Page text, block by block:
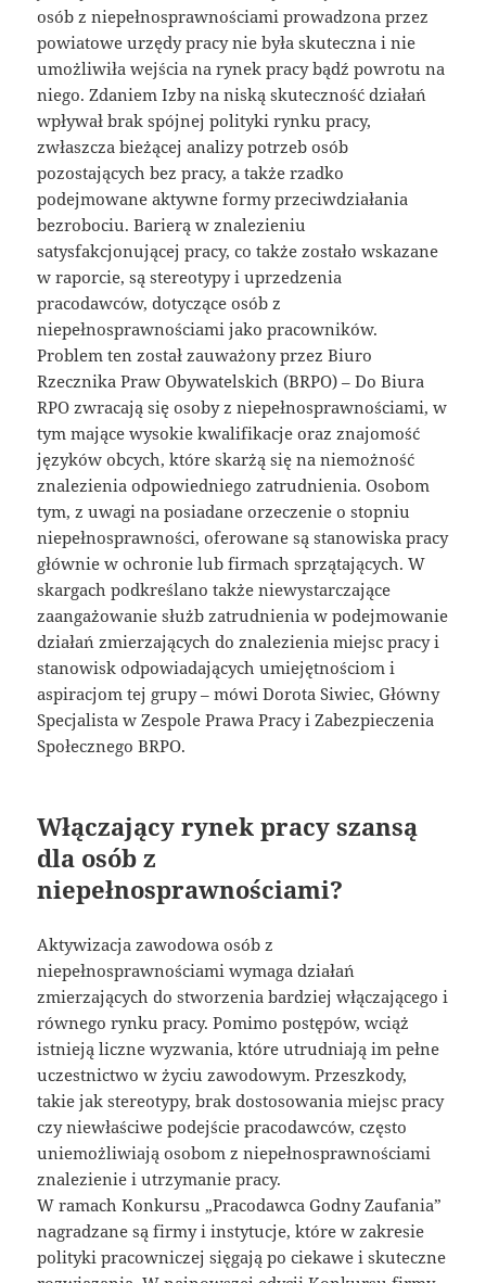
osób z niepełnosprawnościami prowadzona przez
powiatowe urzędy pracy nie była skuteczna i nie
umożliwiła wejścia na rynek pracy bądź powrotu na
niego. Zdaniem Izby na niską skuteczność działań
wpływał brak spójnej polityki rynku pracy,
zwłaszcza bieżącej analizy potrzeb osób
pozostających bez pracy, a także rzadko
podejmowane aktywne formy przeciwdziałania
bezrobociu. Barierą w znalezieniu
satysfakcjonującej pracy, co także zostało wskazane
w raporcie, są stereotypy i uprzedzenia
pracodawców, dotyczące osób z
niepełnosprawnościami jako pracowników.
Problem ten został zauważony przez Biuro
Rzecznika Praw Obywatelskich (BRPO) – Do Biura
RPO zwracają się osoby z niepełnosprawnościami, w
tym mające wysokie kwalifikacje oraz znajomość
języków obcych, które skarżą się na niemożność
znalezienia odpowiedniego zatrudnienia. Osobom
tym, z uwagi na posiadane orzeczenie o stopniu
niepełnosprawności, oferowane są stanowiska pracy
głównie w ochronie lub firmach sprzątających. W
skargach podkreślano także niewystarczające
zaangażowanie służb zatrudnienia w podejmowanie
działań zmierzających do znalezienia miejsc pracy i
stanowisk odpowiadających umiejętnościom i
aspiracjom tej grupy – mówi Dorota Siwiec, Główny
Specjalista w Zespole Prawa Pracy i Zabezpieczenia
Społecznego BRPO.
Włączający rynek pracy szansą
dla osób z
niepełnosprawnościami?
Aktywizacja zawodowa osób z
niepełnosprawnościami wymaga działań
zmierzających do stworzenia bardziej włączającego i
równego rynku pracy. Pomimo postępów, wciąż
istnieją liczne wyzwania, które utrudniają im pełne
uczestnictwo w życiu zawodowym. Przeszkody,
takie jak stereotypy, brak dostosowania miejsc pracy
czy niewłaściwe podejście pracodawców, często
uniemożliwiają osobom z niepełnosprawnościami
znalezienie i utrzymanie pracy.
W ramach Konkursu „Pracodawca Godny Zaufania”
nagradzane są firmy i instytucje, które w zakresie
polityki pracowniczej sięgają po ciekawe i skuteczne